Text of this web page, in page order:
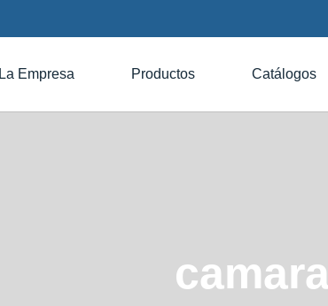
La Empresa Productos Catálogos